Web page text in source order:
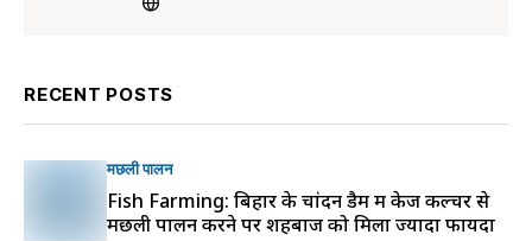
RECENT POSTS
मछली पालन
Fish Farming: बिहार के चांदन डैम में केज कल्चर से
मछली पालन करने पर शहबाज को मिला ज्यादा फायदा